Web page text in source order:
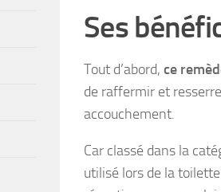
Ses
Tout d’abord, ce
de raffermir et
accouchement.
Car classé dans la
utilisé lors de la